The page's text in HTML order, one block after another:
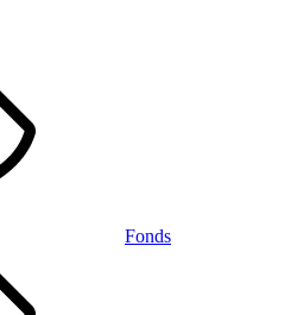
Fonds